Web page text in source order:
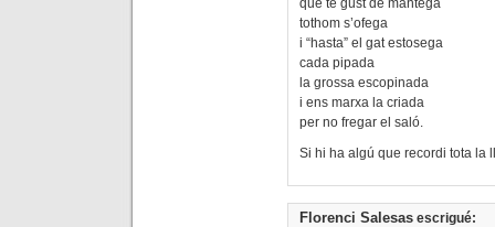
que té gust de mantega
tothom s’ofega
i “hasta” el gat estosega
cada pipada
la grossa escopinada
i ens marxa la criada
per no fregar el saló.
Si hi ha algú que recordi tota la
Florenci Salesas escrigué: